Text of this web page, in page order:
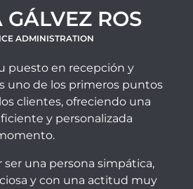
ROS
ADMINISTRATION
puesto en recepción y
uno de los primeros puntos
clientes, ofreciendo una
y personalizada
ser una persona simpática,
y con una actitud muy